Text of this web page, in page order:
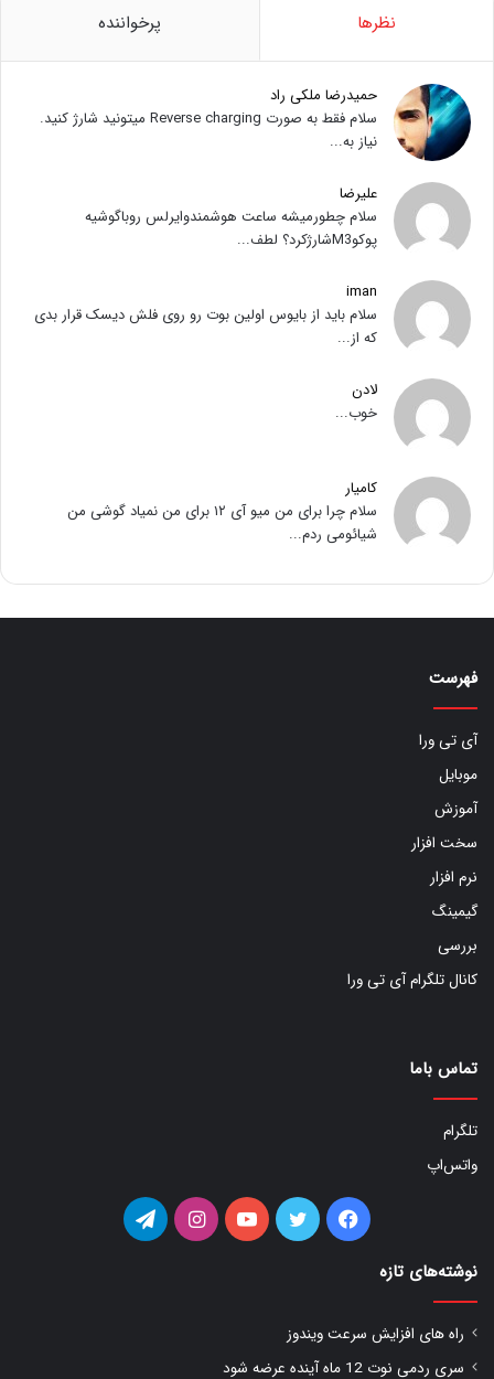
نظرها پرخواننده
حمیدرضا ملکی راد
سلام فقط به صورت Reverse charging میتونید شارژ کنید.
نیاز به...
علیرضا
سلام چطورمیشه ساعت هوشمندوایرلس روباگوشیه
پوکوM3شارژکرد؟ لطف...
iman
سلام باید از بایوس اولین بوت رو روی فلش دیسک قرار بدی
که از...
لادن
خوب...
کامیار
سلام چرا برای من میو آی ۱۲ برای من نمیاد گوشی من
شیائومی ردم...
فهرست
آی تی ورا
موبایل
آموزش
سخت افزار
نرم افزار
گیمینگ
بررسی
کانال تلگرام آی تی ورا
تماس باما
تلگرام
واتس‌اپ
فیس توییتر یوتیوب اینستاگرامتلگرام
نوشته‌های تازه
راه های افزایش سرعت ویندوز
سری ردمی نوت 12 ماه آینده عرضه شود